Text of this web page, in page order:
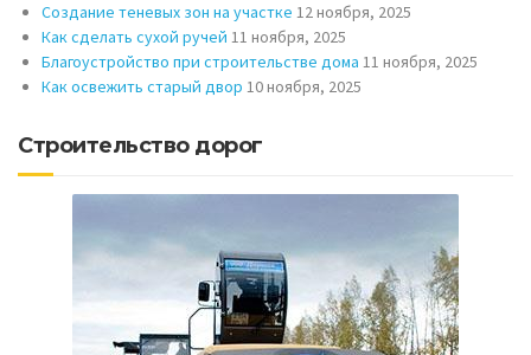
Создание теневых зон на участке 12 ноября, 2025
Как сделать сухой ручей 11 ноября, 2025
Благоустройство при строительстве дома 11 ноября, 2025
Как освежить старый двор 10 ноября, 2025
Строительство дорог